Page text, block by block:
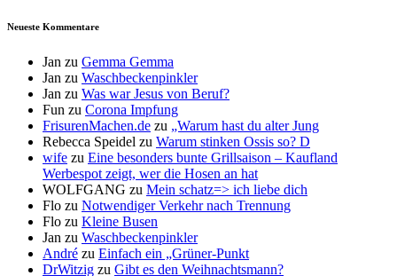
Neueste Kommentare
Jan zu Gemma Gemma
Jan zu Waschbeckenpinkler
Jan zu Was war Jesus von Beruf?
Fun zu Corona Impfung
FrisurenMachen.de zu „Warum hast du alter Jung
Rebecca Speidel zu Warum stinken Ossis so? D
wife zu Eine besonders bunte Grillsaison – Kaufland
Werbespot zeigt, wer die Hosen an hat
WOLFGANG zu Mein schatz=> ich liebe dich
Flo zu Notwendiger Verkehr nach Trennung
Flo zu Kleine Busen
Jan zu Waschbeckenpinkler
André zu Einfach ein „Grüner-Punkt
DrWitzig zu Gibt es den Weihnachtsmann?